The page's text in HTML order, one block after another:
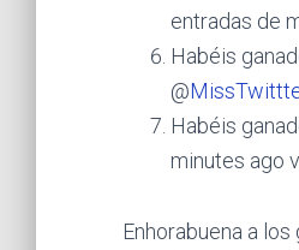
entradas de
Habéis
@
Habéis
minutes ago
Enhorabuena a